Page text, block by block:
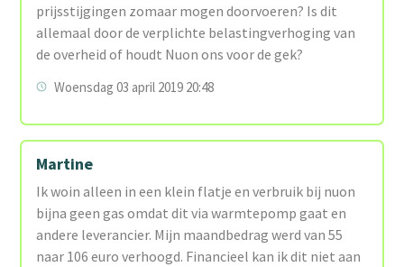
prijsstijgingen zomaar mogen doorvoeren? Is dit
allemaal door de verplichte belastingverhoging van
de overheid of houdt Nuon ons voor de gek?
Woensdag 03 april 2019 20:48
Martine
Ik woin alleen in een klein flatje en verbruik bij nuon
bijna geen gas omdat dit via warmtepomp gaat en
andere leverancier. Mijn maandbedrag werd van 55
naar 106 euro verhoogd. Financieel kan ik dit niet aan